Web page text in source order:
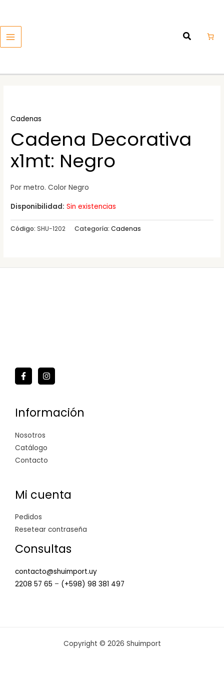
MENU
Cadenas
Cadena Decorativa
x1mt: Negro
Por metro. Color Negro
Disponibilidad: Sin existencias
Código:SHU-1202 Categoría:Cadenas
Información
Nosotros
Catálogo
Contacto
Mi cuenta
Pedidos
Resetear contraseña
Consultas
contacto@shuimport.uy
2208 57 65 – (+598) 98 381 497
Copyright © 2026 Shuimport